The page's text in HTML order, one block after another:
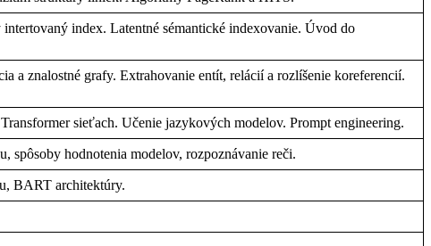
intertovaný index.Latentné sémantické indexovanie.Úvod do
aznalostné grafy.Extrahovanie entít,reláciíarozlíšenie koreferencií.
Transformersieťach.Učenie jazykových modelov. Prompt engineering.
,spôsoby hodnotenia modelov,rozpoznávanie reči.
, BARTarchitektúry.